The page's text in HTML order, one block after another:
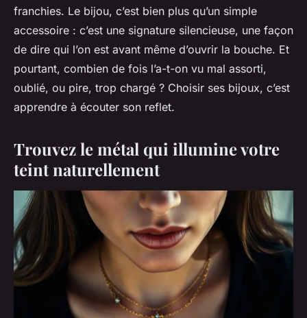
franchies. Le bijou, c’est bien plus qu’un simple
accessoire : c’est une signature silencieuse, une façon
de dire qui l’on est avant même d’ouvrir la bouche. Et
pourtant, combien de fois l’a-t-on vu mal assorti,
oublié, ou pire, trop chargé ? Choisir ses bijoux, c’est
apprendre à écouter son reflet.
Trouvez le métal qui illumine votre
teint naturellement